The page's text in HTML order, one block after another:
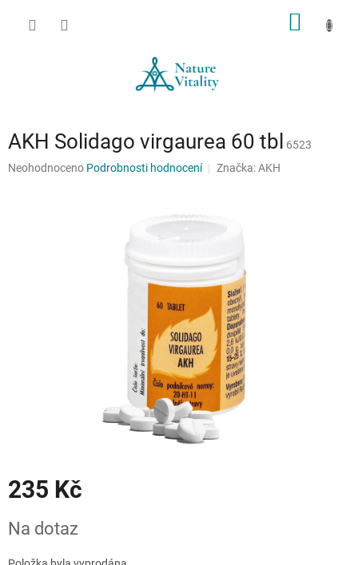
AKH Solidago virgaurea 60 tbl
6523
Průměrné
Neohodnoceno Podrobnosti hodnocení Značka:AKH
235 Kč
cena:
Na dotaz